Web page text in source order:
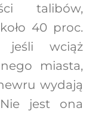
talibów,
40 proc.
jeśli wciąż
miasta,
wydają
jest ona